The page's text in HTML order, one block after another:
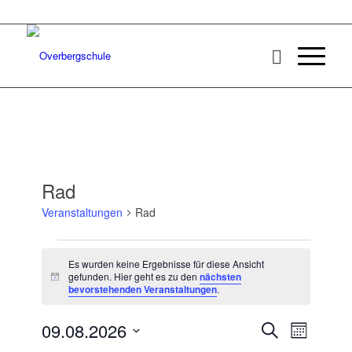
Rad
Veranstaltungen Rad
Hinweis
Es wurden keine Ergebnisse für diese Ansicht
gefunden. Hier geht es zu den nächsten
bevorstehenden Veranstaltungen.
SucheMonat
09.08.2026